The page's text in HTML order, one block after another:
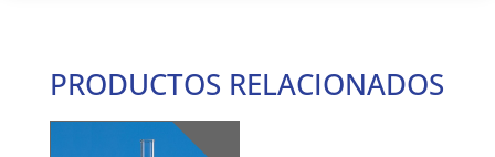
PRODUCTOS RELACIONADOS